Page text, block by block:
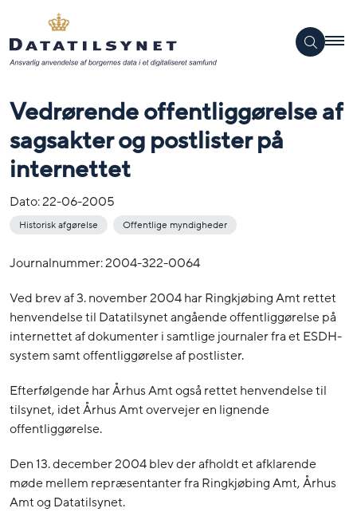
Vedrørende offentliggørelse af
sagsakter og postlister på
internettet
Dato:22-06-2005
Historisk afgørelse Offentlige myndigheder
Journalnummer: 2004-322-0064
Ved brev af 3. november 2004 har Ringkjøbing Amt rettet
henvendelse til Datatilsynet angående offentliggørelse på
internettet af dokumenter i samtlige journaler fra et ESDH-
system samt offentliggørelse af postlister.
Efterfølgende har Århus Amt også rettet henvendelse til
tilsynet, idet Århus Amt overvejer en lignende
offentliggørelse.
Den 13. december 2004 blev der afholdt et afklarende
møde mellem repræsentanter fra Ringkjøbing Amt, Århus
Amt og Datatilsynet.